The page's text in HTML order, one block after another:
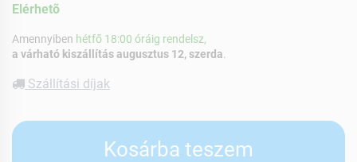
Elérhetõ
Amennyiben hétfő 18:00 óráig rendelsz,
a várható kiszállítás augusztus 12, szerda
Szállítási díjak
Kosárba teszem